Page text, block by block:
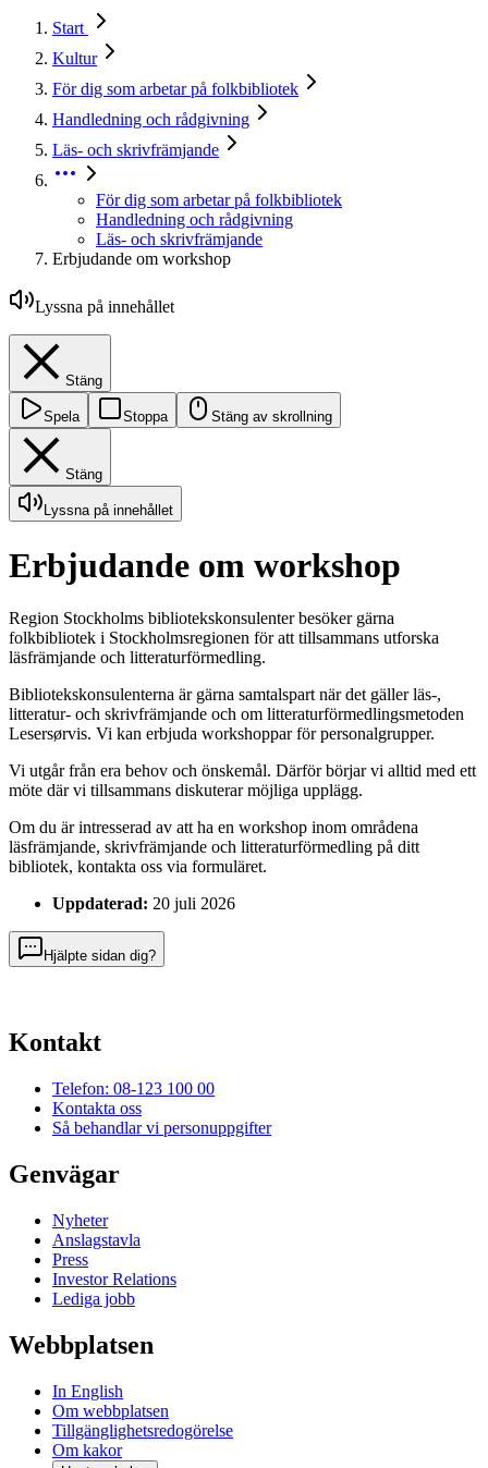
Start
Kultur
För dig som arbetar på folkbibliotek
Handledning och rådgivning
Läs- och skrivfrämjande
För dig som arbetar på folkbibliotek
Handledning och rådgivning
Läs- och skrivfrämjande
Erbjudande om workshop
Lyssna på innehållet
Stäng
Spela Stoppa Stäng av skrollning
Stäng
Lyssna på innehållet
Erbjudande om workshop
Region Stockholms bibliotekskonsulenter besöker gärna
folkbibliotek i Stockholmsregionen för att tillsammans utforska
läsfrämjande och litteraturförmedling.
Bibliotekskonsulenterna är gärna samtalspart när det gäller läs-,
litteratur- och skrivfrämjande och om litteraturförmedlingsmetoden
Lesersørvis. Vi kan erbjuda workshoppar för personalgrupper.
Vi utgår från era behov och önskemål. Därför börjar vi alltid med ett
möte där vi tillsammans diskuterar möjliga upplägg.
Om du är intresserad av att ha en workshop inom områdena
läsfrämjande, skrivfrämjande och litteraturförmedling på ditt
bibliotek, kontakta oss via formuläret.
Uppdaterad: 20 juli 2026
Hjälpte sidan dig?
Kontakt
Telefon: 08-123 100 00
Kontakta oss
Så behandlar vi personuppgifter
Genvägar
Nyheter
Anslagstavla
Press
Investor Relations
Lediga jobb
Webbplatsen
In English
Om webbplatsen
Tillgänglighetsredogörelse
Om kakor